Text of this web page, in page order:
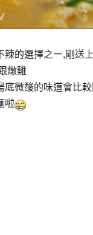
辣的選擇之ㄧ,剛送
燉雞
底微酸的味道會比
啦